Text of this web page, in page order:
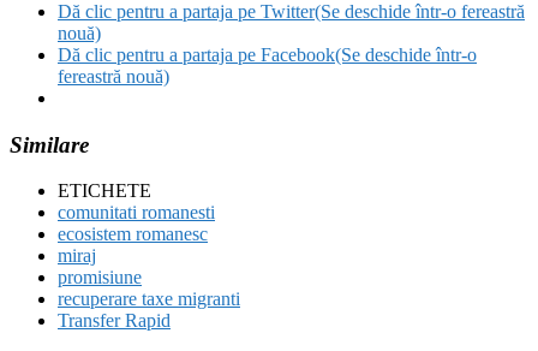
Dă clic pentru a partaja pe Twitter(Se deschide într-o fereastră
nouă)
Dă clic pentru a partaja pe Facebook(Se deschide într-o
fereastră nouă)
Similare
ETICHETE
comunitati romanesti
ecosistem romanesc
miraj
promisiune
recuperare taxe migranti
Transfer Rapid